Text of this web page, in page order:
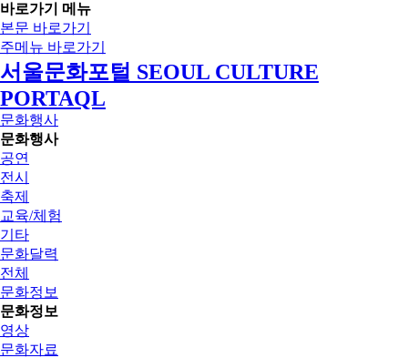
바로가기 메뉴
본문 바로가기
주메뉴 바로가기
서울문화포털 SEOUL CULTURE
PORTAQL
문화행사
문화행사
공연
전시
축제
교육/체험
기타
문화달력
전체
문화정보
문화정보
영상
문화자료